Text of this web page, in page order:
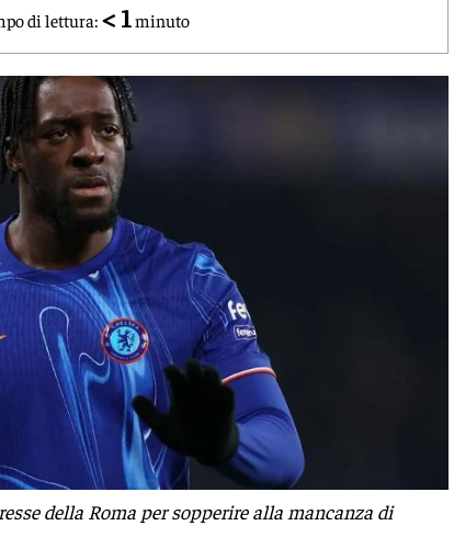
di lettura: < 1 minuto
della Roma per sopperire alla mancanza di